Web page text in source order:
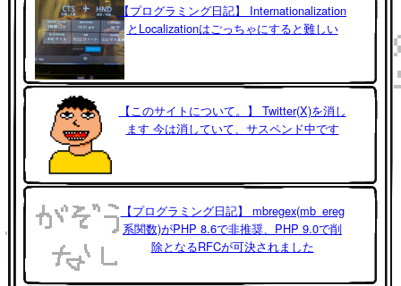
【プログラミング日記】 Internationalization
とLocalizationはごっちゃにすると難しい
【このサイトについて。】 Twitter(X)を消し
ます 今は消していて、サスペンド中です
【プログラミング日記】 mbregex(mb_ereg
系関数)がPHP 8.6で非推奨、PHP 9.0で削
除となるRFCが可決されました